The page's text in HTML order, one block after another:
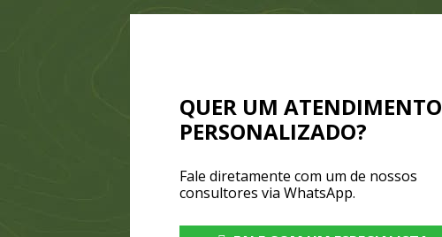
QUER UM ATENDIMENTO
PERSONALIZADO?
Fale diretamente com um de nossos
consultores via WhatsApp.